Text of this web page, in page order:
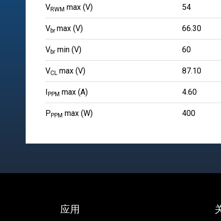
VRWM max (V) 54
Vbr max (V) 66.30
Vbr min (V) 60
VCL max (V) 87.10
PPM max (A) 4.60
P PPM max (W) 400
应用